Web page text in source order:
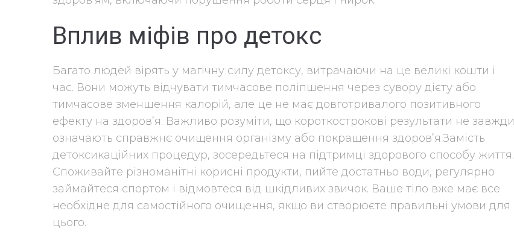
Вплив міфів про детокс
Багато людей вірять у магічну силу детоксу, витрачаючи на це великі кошти і
час. Вони можуть відчувати тимчасове поліпшення через сувору дієту або
тимчасове зменшення калорій, але це не має довготривалого позитивного
ефекту на здоров’я. Важливо розуміти, що короткострокові результати не завжди
означають справжнє очищення організму або покращення здоров’я.Замість
детоксикаційних процедур, зосередьтеся на підтримці здорового способу життя.
Споживайте різноманітні корисні продукти, пийте достатньо води, регулярно
займайтеся спортом і відмовтеся від шкідливих звичок. Ваше тіло вже має все
необхідне для самостійного очищення, якщо ви створюєте правильні умови для
цього.